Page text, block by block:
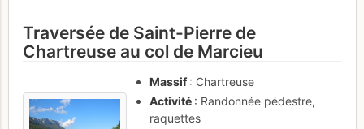
Traversée de Saint-Pierre de
Chartreuse au col de Marcieu
Massif: Chartreuse
Activité : Randonnée pédestre,
raquettes